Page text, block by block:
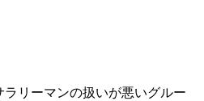
リーマンの扱いが悪いグルー